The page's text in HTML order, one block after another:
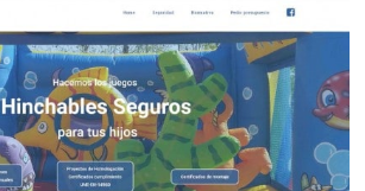
Asesoría fiscal y legal | Abogacía en
Santurtzi
Páginas Web